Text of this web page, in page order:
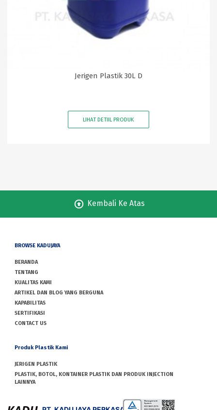
Jerigen Plastik 30L D
LIHAT DETIIL PRODUK
Kembali Ke Atas
BROWSE KADUJAYA
BERANDA
TENTANG
KUALITAS KAMI
ARTIKEL DAN BLOG YANG BERGUNA
KAPABILITAS
SERTIFIKASI
CONTACT US
Produk Plastik Kami
JERIGEN PLASTIK
PLASTIK, BOTOL, KONTAINER PLASTIK DAN PRODUK INJECTION
LAINNYA